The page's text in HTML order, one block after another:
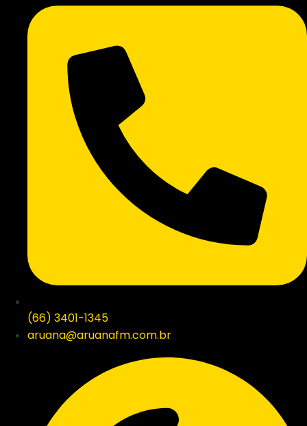
(66) 3401-1345
aruana@aruanafm.com.br